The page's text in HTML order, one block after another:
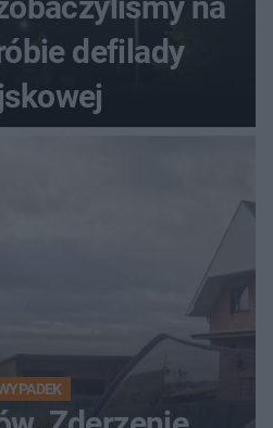
defilady